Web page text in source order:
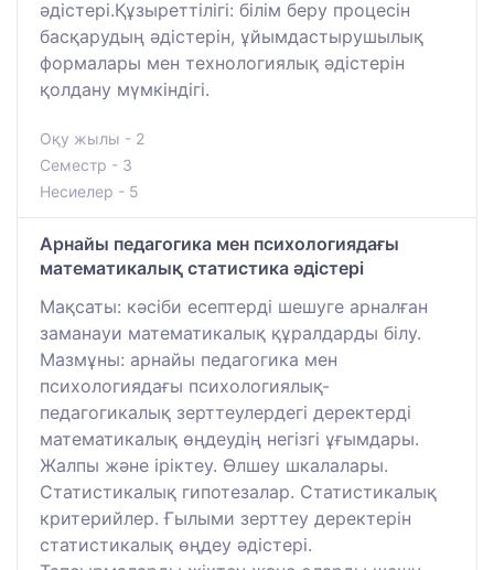
әдістері.Құзыреттілігі: білім беру процесін
басқарудың әдістерін, ұйымдастырушылық
формалары мен технологиялық әдістерін
қолдану мүмкіндігі.
Оқу жылы - 2
Семестр - 3
Несиелер - 5
Арнайы педагогика мен психологиядағы
математикалық статистика әдістері
Мақсаты: кәсіби есептерді шешуге арналған
заманауи математикалық құралдарды білу.
Мазмұны: арнайы педагогика мен
психологиядағы психологиялық-
педагогикалық зерттеулердегі деректерді
математикалық өңдеудің негізгі ұғымдары.
Жалпы және іріктеу. Өлшеу шкалалары.
Статистикалық гипотезалар. Статистикалық
критерийлер. Ғылыми зерттеу деректерін
статистикалық өңдеу әдістері.